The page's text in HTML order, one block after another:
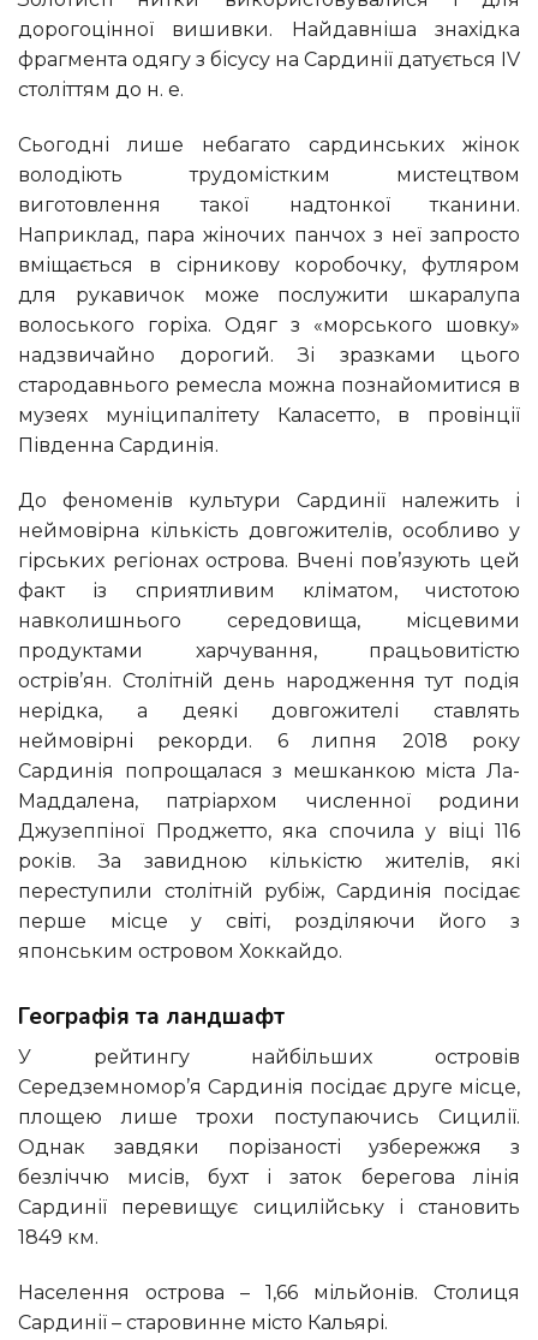
дорогоцінної вишивки. Найдавніша знахідка
фрагмента одягу з бісусу на Сардинії датується IV
століттям до н. е.
Сьогодні лише небагато сардинських жінок
володіють трудомістким мистецтвом
виготовлення такої надтонкої тканини.
Наприклад, пара жіночих панчох з неї запросто
вміщається в сірникову коробочку, футляром
для рукавичок може послужити шкаралупа
волоського горіха. Одяг з «морського шовку»
надзвичайно дорогий. Зі зразками цього
стародавнього ремесла можна познайомитися в
музеях муніципалітету Каласетто, в провінції
Південна Сардинія.
До феноменів культури Сардинії належить і
неймовірна кількість довгожителів, особливо у
гірських регіонах острова. Вчені пов’язують цей
факт із сприятливим кліматом, чистотою
навколишнього середовища, місцевими
продуктами харчування, працьовитістю
острів’ян. Столітній день народження тут подія
нерідка, а деякі довгожителі ставлять
неймовірні рекорди. 6 липня 2018 року
Сардинія попрощалася з мешканкою міста Ла-
Маддалена, патріархом численної родини
Джузеппіної Проджетто, яка спочила у віці 116
років. За завидною кількістю жителів, які
переступили столітній рубіж, Сардинія посідає
перше місце у світі, розділяючи його з
японським островом Хоккайдо.
Географія та ландшафт
У рейтингу найбільших островів
Середземномор’я Сардинія посідає друге місце,
площею лише трохи поступаючись Сицилії.
Однак завдяки порізаності узбережжя з
безліччю мисів, бухт і заток берегова лінія
Сардинії перевищує сицилійську і становить
1849 км.
Населення острова – 1,66 мільйонів. Столиця
Сардинії – старовинне місто Кальярі.